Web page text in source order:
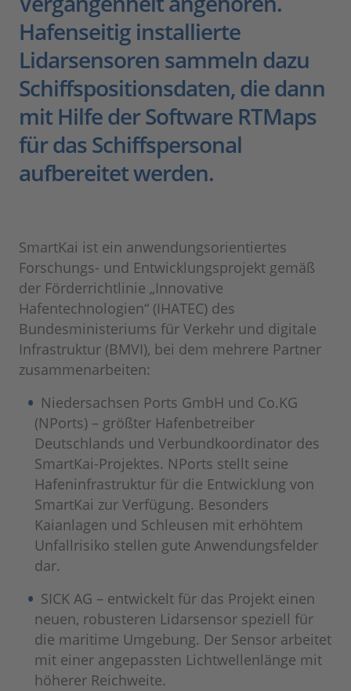
Hafenseitig installierte
Lidarsensoren sammeln dazu
Schiffspositionsdaten, die dann
mit Hilfe der Software RTMaps
für das Schiffs­personal
aufbereitet werden.
SmartKai ist ein anwendungsorientiertes
Forschungs- und Entwicklungsprojekt gemäß
der Förderrichtlinie „Innovative
Hafentechnologien“ (IHATEC) des
Bundesministeriums für Verkehr und digitale
Infrastruktur (BMVI), bei dem mehrere Partner
zusammenarbeiten:
Niedersachsen Ports GmbH und Co.KG
(NPorts) – größter Hafen­betreiber
Deutschlands und Verbundkoordinator des
SmartKai-Projektes. NPorts stellt seine
Hafeninfrastruktur für die Entwicklung von
SmartKai zur Verfügung. Besonders
Kaianlagen und Schleusen mit erhöhtem
Unfallrisiko stellen gute Anwendungsfelder
dar.
SICK AG – entwickelt für das Projekt einen
neuen, robusteren Lidar­sensor speziell für
die maritime Umgebung. Der Sensor arbeitet
mit einer angepassten Lichtwellenlänge mit
höherer Reichweite.